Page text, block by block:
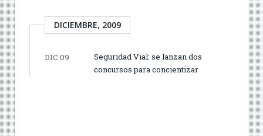
DICIEMBRE, 2009
DIC 09
Seguridad Vial: se lanzan dos
concursos para concientizar